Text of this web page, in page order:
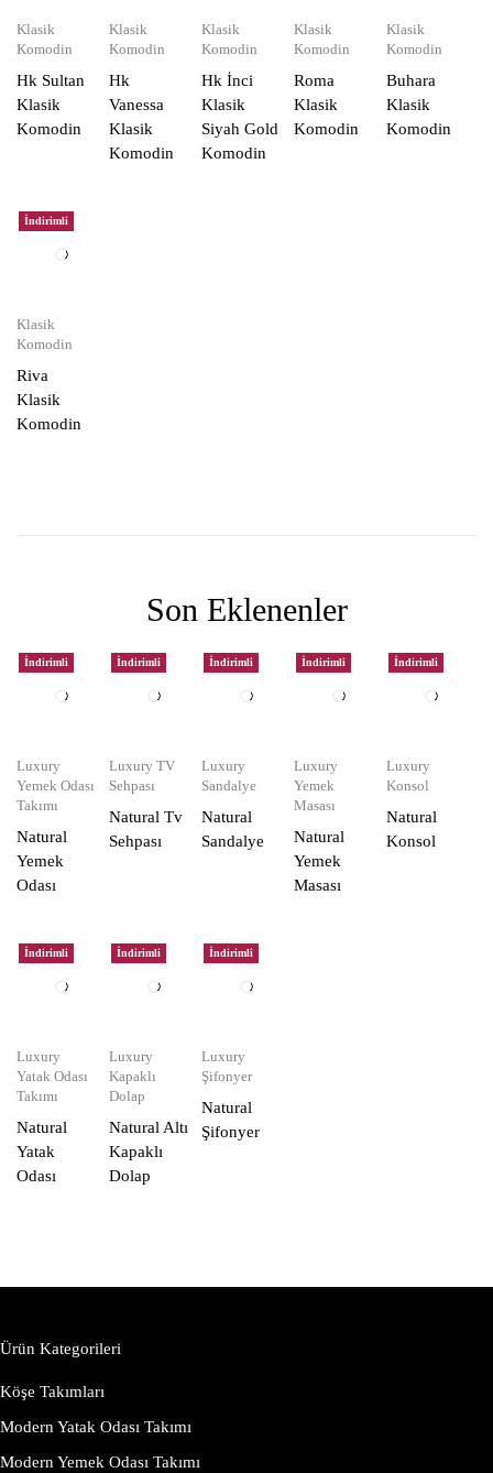
Klasik
Komodin
Hk Sultan
Klasik
Komodin
Klasik
Komodin
Hk
Vanessa
Klasik
Komodin
Klasik
Komodin
Hk İnci
Klasik
Siyah Gold
Komodin
Klasik
Komodin
Roma
Klasik
Komodin
Klasik
Komodin
Buhara
Klasik
Komodin
İndirimli
Klasik
Komodin
Riva
Klasik
Komodin
Son Eklenenler
İndirimli
Luxury
Yemek Odası
Takımı
Natural
Yemek
Odası
İndirimli
Luxury TV
Sehpası
Natural Tv
Sehpası
İndirimli
Luxury
Sandalye
Natural
Sandalye
İndirimli
Luxury
Yemek
Masası
Natural
Yemek
Masası
İndirimli
Luxury
Konsol
Natural
Konsol
İndirimli
Luxury
Yatak Odası
Takımı
Natural
Yatak
Odası
İndirimli
Luxury
Kapaklı
Dolap
Natural Altı
Kapaklı
Dolap
İndirimli
Luxury
Şifonyer
Natural
Şifonyer
Ürün Kategorileri
Köşe Takımları
Modern Yatak Odası Takımı
Modern Yemek Odası Takımı